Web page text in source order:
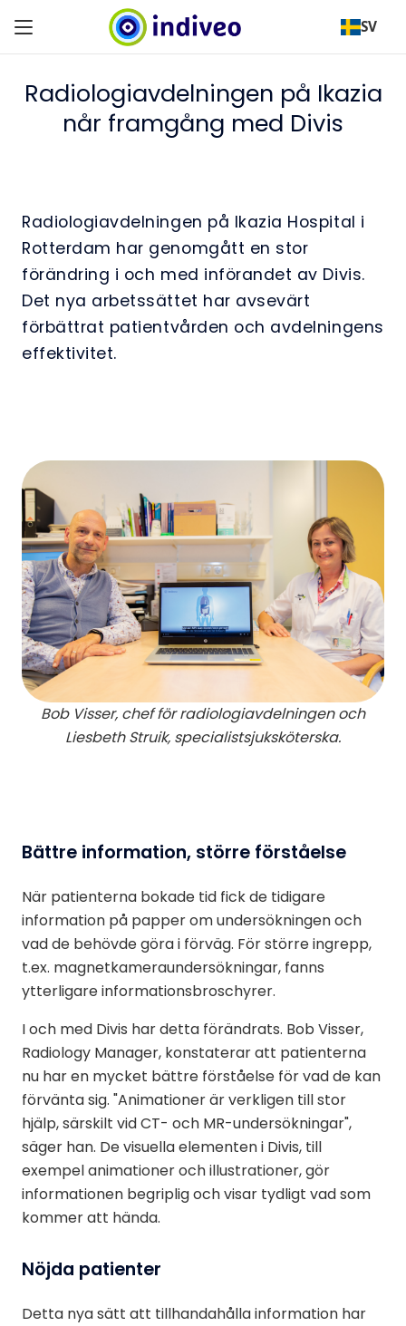
SV
Radiologiavdelningen på Ikazia
når framgång med Divis
Radiologiavdelningen på Ikazia Hospital i
Rotterdam har genomgått en stor
förändring i och med införandet av Divis.
Det nya arbetssättet har avsevärt
förbättrat patientvården och avdelningens
effektivitet.
Bob Visser, chef för radiologiavdelningen och
Liesbeth Struik, specialistsjuksköterska.
Bättre information, större förståelse
När patienterna bokade tid fick de tidigare
information på papper om undersökningen och
vad de behövde göra i förväg. För större ingrepp,
t.ex. magnetkameraundersökningar, fanns
ytterligare informationsbroschyrer.
I och med Divis har detta förändrats. Bob Visser,
Radiology Manager, konstaterar att patienterna
nu har en mycket bättre förståelse för vad de kan
förvänta sig. "Animationer är verkligen till stor
hjälp, särskilt vid CT- och MR-undersökningar",
säger han. De visuella elementen i Divis, till
exempel animationer och illustrationer, gör
informationen begriplig och visar tydligt vad som
kommer att hända.
Nöjda patienter
Detta nya sätt att tillhandahålla information har